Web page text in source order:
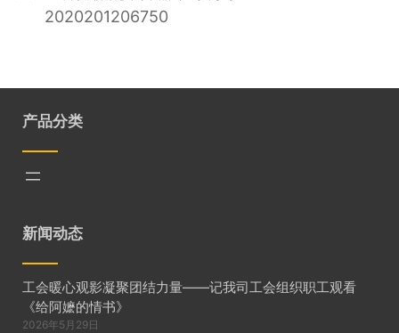
2020201206750
产品分类
新闻动态
工会暖心观影凝聚团结力量——记我司工会组织职工观看
《给阿嬷的情书》
2026年5月29日